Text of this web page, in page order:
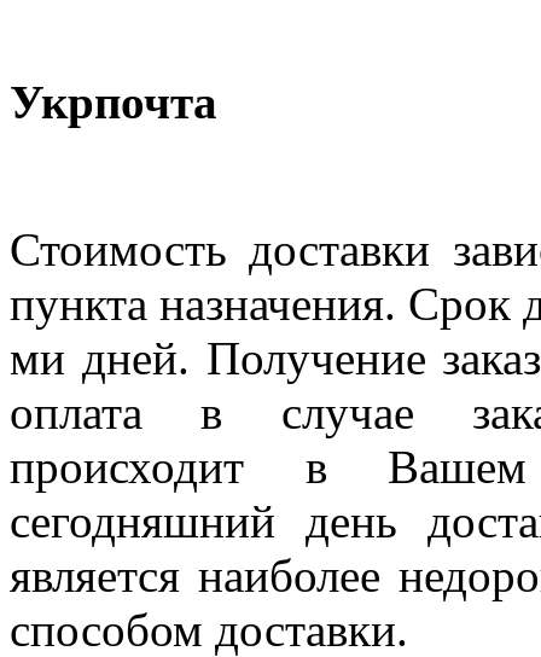
Укрпочта
Стоимость доставки
пункта назначения. Срок
ми дней. Получение
оплата в случае
происходит в
сегодняшний день
является наиболее
способом доставки.